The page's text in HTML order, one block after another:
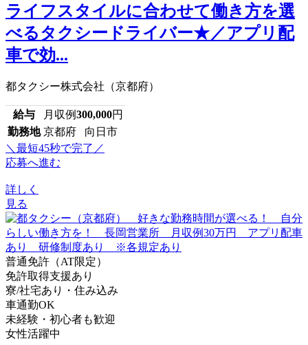
ライフスタイルに合わせて働き方を選
べるタクシードライバー★／アプリ配
車で効...
都タクシー株式会社（京都府）
給与 月収例300,000円
勤務地 京都府 向日市
＼最短45秒で完了／
応募へ進む
詳しく
見る
普通免許（AT限定）
免許取得支援あり
寮/社宅あり・住み込み
車通勤OK
未経験・初心者も歓迎
女性活躍中